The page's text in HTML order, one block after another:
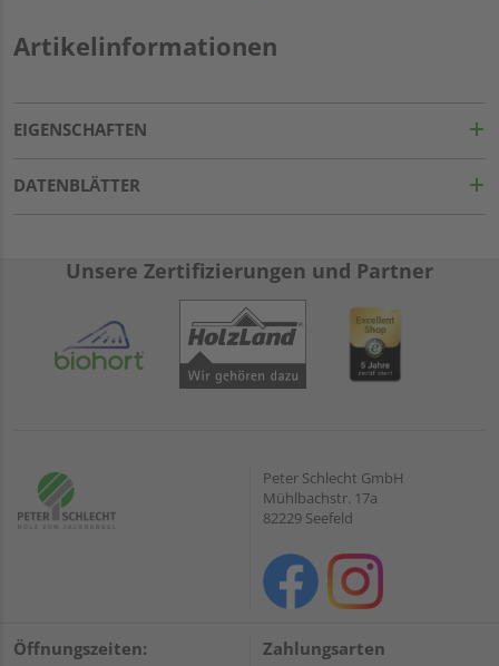
Artikelinformationen
EIGENSCHAFTEN
DATENBLÄTTER
Unsere Zertifizierungen und Partner
Peter Schlecht GmbH
Mühlbachstr. 17a
82229 Seefeld
Öffnungszeiten: Zahlungsarten